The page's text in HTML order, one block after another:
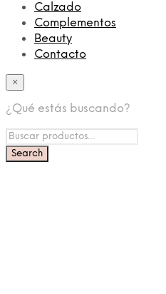
Calzado
Complementos
Beauty
Contacto
×
¿Qué estás buscando?